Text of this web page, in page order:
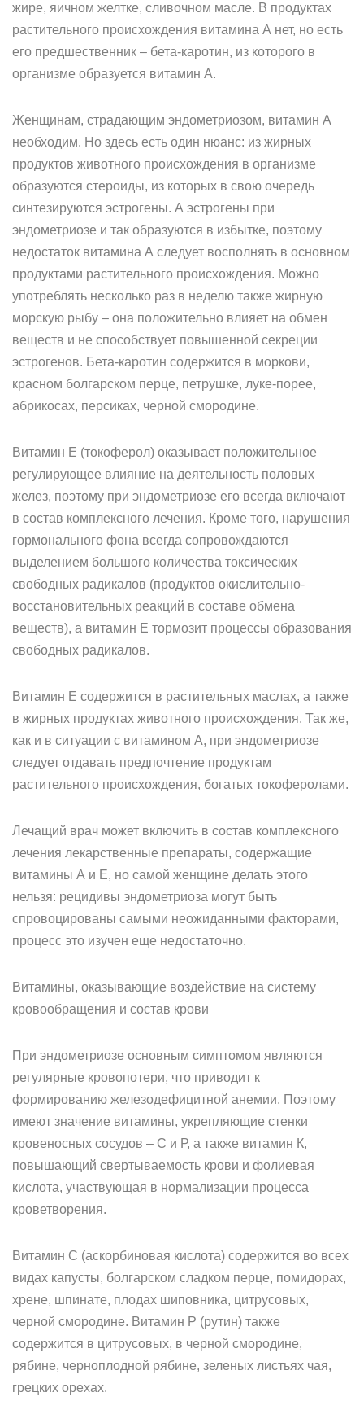
жире, яичном желтке, сливочном масле. В продуктах
растительного происхождения витамина А нет, но есть
его предшественник – бета-каротин, из которого в
организме образуется витамин А.
Женщинам, страдающим эндометриозом, витамин А
необходим. Но здесь есть один нюанс: из жирных
продуктов животного происхождения в организме
образуются стероиды, из которых в свою очередь
синтезируются эстрогены. А эстрогены при
эндометриозе и так образуются в избытке, поэтому
недостаток витамина А следует восполнять в основном
продуктами растительного происхождения. Можно
употреблять несколько раз в неделю также жирную
морскую рыбу – она положительно влияет на обмен
веществ и не способствует повышенной секреции
эстрогенов. Бета-каротин содержится в моркови,
красном болгарском перце, петрушке, луке-порее,
абрикосах, персиках, черной смородине.
Витамин Е (токоферол) оказывает положительное
регулирующее влияние на деятельность половых
желез, поэтому при эндометриозе его всегда включают
в состав комплексного лечения. Кроме того, нарушения
гормонального фона всегда сопровождаются
выделением большого количества токсических
свободных радикалов (продуктов окислительно-
восстановительных реакций в составе обмена
веществ), а витамин Е тормозит процессы образования
свободных радикалов.
Витамин Е содержится в растительных маслах, а также
в жирных продуктах животного происхождения. Так же,
как и в ситуации с витамином А, при эндометриозе
следует отдавать предпочтение продуктам
растительного происхождения, богатых токоферолами.
Лечащий врач может включить в состав комплексного
лечения лекарственные препараты, содержащие
витамины А и Е, но самой женщине делать этого
нельзя: рецидивы эндометриоза могут быть
спровоцированы самыми неожиданными факторами,
процесс это изучен еще недостаточно.
Витамины, оказывающие воздействие на систему
кровообращения и состав крови
При эндометриозе основным симптомом являются
регулярные кровопотери, что приводит к
формированию железодефицитной анемии. Поэтому
имеют значение витамины, укрепляющие стенки
кровеносных сосудов – С и Р, а также витамин К,
повышающий свертываемость крови и фолиевая
кислота, участвующая в нормализации процесса
кроветворения.
Витамин С (аскорбиновая кислота) содержится во всех
видах капусты, болгарском сладком перце, помидорах,
хрене, шпинате, плодах шиповника, цитрусовых,
черной смородине. Витамин Р (рутин) также
содержится в цитрусовых, в черной смородине,
рябине, черноплодной рябине, зеленых листьях чая,
грецких орехах.